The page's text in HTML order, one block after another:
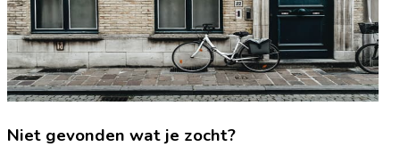
Niet gevonden wat je zocht?